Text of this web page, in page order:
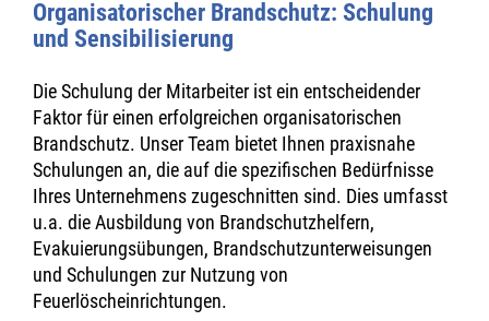
Organisatorischer Brandschutz: Schulung
und Sensibilisierung
Die Schulung der Mitarbeiter ist ein entscheidender
Faktor für einen erfolgreichen organisatorischen
Brandschutz. Unser Team bietet Ihnen praxisnahe
Schulungen an, die auf die spezifischen Bedürfnisse
Ihres Unternehmens zugeschnitten sind. Dies umfasst
u.a. die Ausbildung von Brandschutzhelfern,
Evakuierungsübungen, Brandschutzunterweisungen
und Schulungen zur Nutzung von
Feuerlöscheinrichtungen.